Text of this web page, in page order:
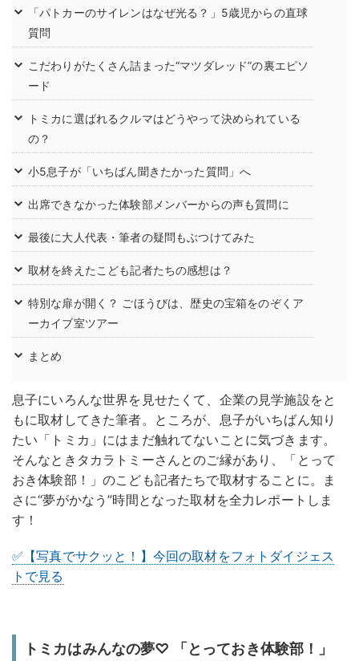
「パトカーのサイレンはなぜ光る？」5歳児からの直球
質問
こだわりがたくさん詰まった“マツダレッド”の裏エピソ
ード
トミカに選ばれるクルマはどうやって決められている
の？
小5息子が「いちばん聞きたかった質問」へ
出席できなかった体験部メンバーからの声も質問に
最後に大人代表・筆者の疑問もぶつけてみた
取材を終えたこども記者たちの感想は？
特別な扉が開く？ ごほうびは、歴史の宝箱をのぞくア
ーカイブ室ツアー
まとめ
息子にいろんな世界を見せたくて、企業の見学施設をと
もに取材してきた筆者。ところが、息子がいちばん知り
たい「トミカ」にはまだ触れてないことに気づきます。
そんなときタカラトミーさんとのご縁があり、「とって
おき体験部！」のこども記者たちで取材することに。ま
さに“夢がかなう”時間となった取材を全力レポートしま
す！
✅【写真でサクッと！】今回の取材をフォトダイジェス
トで見る
トミカはみんなの夢♡ 「とっておき体験部！」